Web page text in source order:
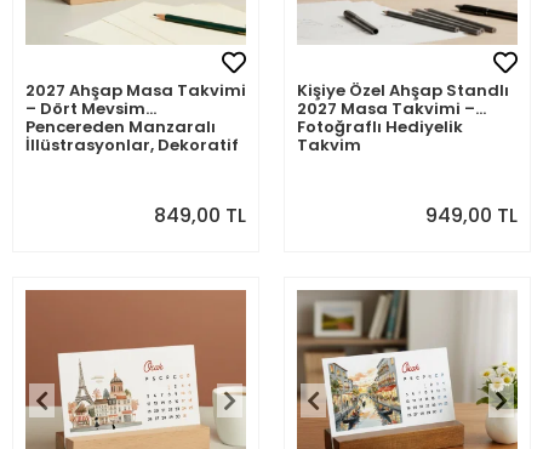
2027 Ahşap Masa Takvimi
– Dört Mevsim
Pencereden Manzaralı
İllüstrasyonlar, Dekoratif
849,00 TL
Kişiye Özel Ahşap Standlı
2027 Masa Takvimi –
Fotoğraflı Hediyelik
Takvim
949,00 TL